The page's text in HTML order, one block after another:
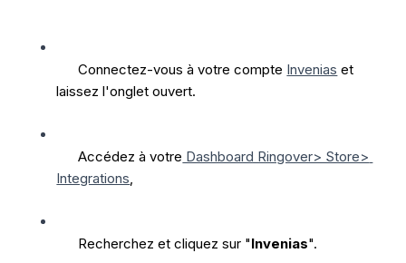
Connectez-vous à votre compte Invenias et
laissez l'onglet ouvert.
Accédez à votre Dashboard Ringover> Store>
Integrations,
Recherchez et cliquez sur "Invenias".